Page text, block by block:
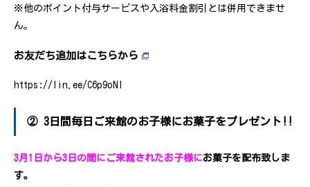
※他のポイント付与サービスや入浴料金割引とは併用できませ
ん。
お友だち追加はこちらから
https://lin.ee/C6p9oNI
② 3日間毎日ご来館のお子様にお菓子をプレゼント!!
3月1日から3日の間にご来館されたお子様にお菓子を配布致しま
す。